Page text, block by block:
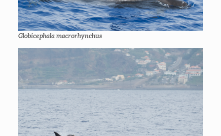
Globicephala macrorhynchus